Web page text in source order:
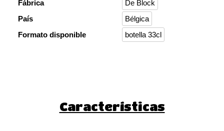
Fábrica
De Block
País
Bélgica
Formato disponible
botella 33cl
Características